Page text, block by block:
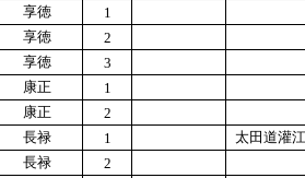
享徳
1
享徳
2
享徳
3
康正
1
康正
2
長禄 1
太田道灌
長禄
2